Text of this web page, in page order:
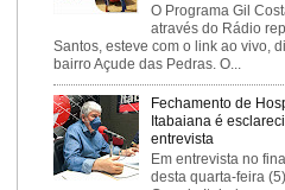
O Programa Gil
através do Rádio
Santos, esteve com o link ao vivo,
bairro Açude das Pedras. O...
Fechamento de
Itabaiana é
entrevista
Em entrevista no
desta quarta-feira